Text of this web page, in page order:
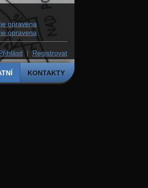
KONTAKTY
opravena
opravena
| Registrovat